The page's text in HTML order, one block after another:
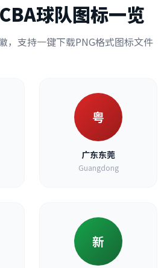
球队图标一览
，支持一键下载PNG格式图标文件
粤
广东东莞
Guangdong
新